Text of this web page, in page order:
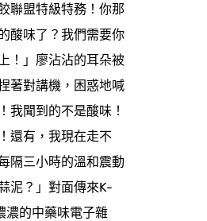
聯盟特級特務！你那
酸味了？我們需要你
！」廖沾沾的耳朵被
著對講機，困惑地喊
我聞到的不是酸味！
還有，我現在走不
隔三小時的溫和震動
泥？」對面傳來K-
濃的中藥味電子雜